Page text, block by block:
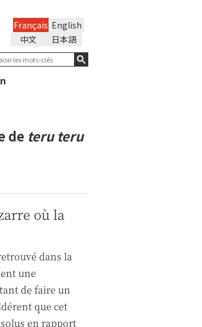
English
Français
日本語
中文
de teru teru
où la
dans la
une
de faire un
que cet
en rapport